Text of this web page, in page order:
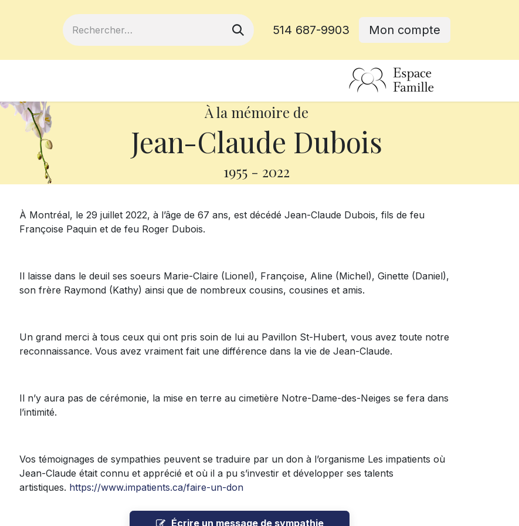
514 687-9903 Mon compte
À la mémoire de
Jean-Claude Dubois
1955 - 2022
À Montréal, le 29 juillet 2022, à l’âge de 67 ans, est décédé Jean-Claude Dubois, fils de feu
Françoise Paquin et de feu Roger Dubois.
Il laisse dans le deuil ses soeurs Marie-Claire (Lionel), Françoise, Aline (Michel), Ginette (Daniel),
son frère Raymond (Kathy) ainsi que de nombreux cousins, cousines et amis.
Un grand merci à tous ceux qui ont pris soin de lui au Pavillon St-Hubert, vous avez toute notre
reconnaissance. Vous avez vraiment fait une différence dans la vie de Jean-Claude.
Il n’y aura pas de cérémonie, la mise en terre au cimetière Notre-Dame-des-Neiges se fera dans
l’intimité.
Vos témoignages de sympathies peuvent se traduire par un don à l’organisme Les impatients où
Jean-Claude était connu et apprécié et où il a pu s’investir et développer ses talents
artistiques. https://www.impatients.ca/faire-un-don
Écrire un message de sympathie